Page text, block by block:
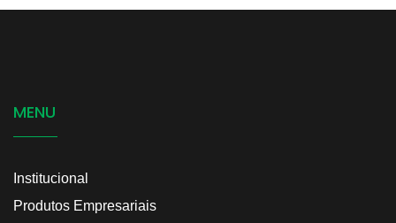
MENU
Institucional
Produtos Empresariais